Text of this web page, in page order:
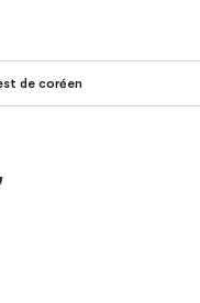
de coréen